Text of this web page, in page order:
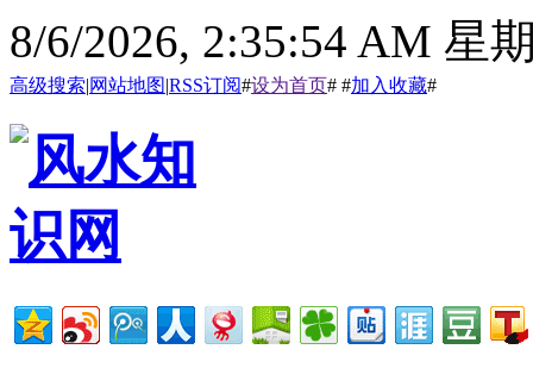
8/6/2026, 2:35:55 AM 星
高级搜索|网站地图|RSS订阅#设为首页# #加入收藏#